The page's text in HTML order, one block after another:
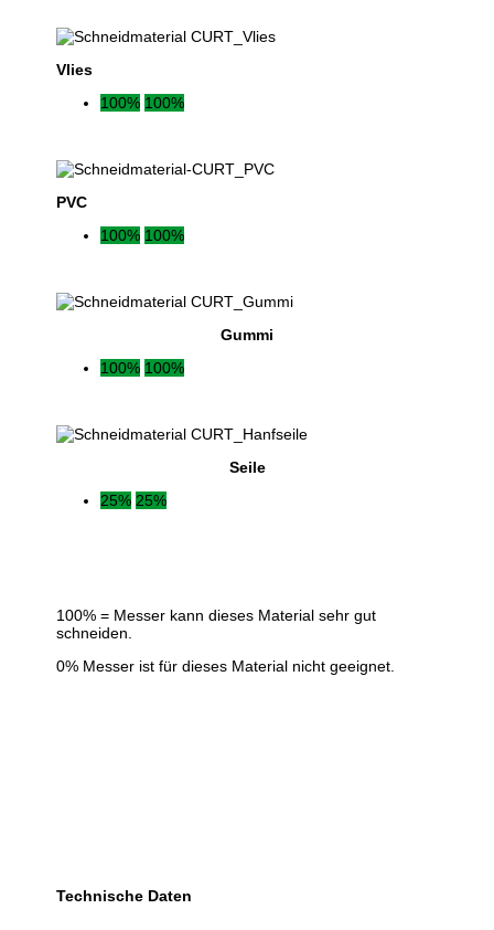
Vlies
100% 100%
PVC
100% 100%
Gummi
100% 100%
Seile
25% 25%
100% = Messer kann dieses Material sehr gut
schneiden.
0% Messer ist für dieses Material nicht geeignet.
Technische Daten